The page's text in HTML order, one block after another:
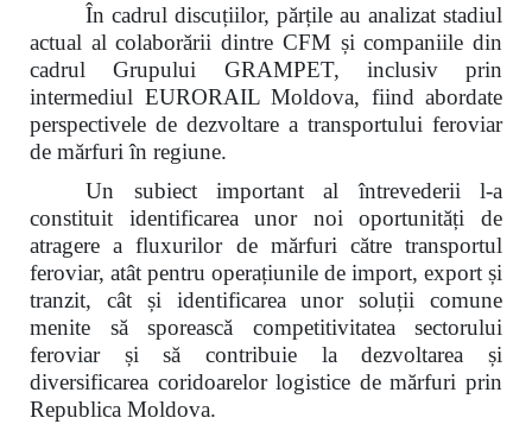
În cadrul discuțiilor, părțile au analizat stadiul
actual al colaborării dintre CFM și companiile din
cadrul Grupului GRAMPET, inclusiv prin
intermediul EURORAIL Moldova, fiind abordate
perspectivele de dezvoltare a transportului feroviar
de mărfuri în regiune.
Un subiect important al întrevederii l-a
constituit identificarea unor noi oportunități de
atragere a fluxurilor de mărfuri către transportul
feroviar, atât pentru operațiunile de import, export și
tranzit, cât și identificarea unor soluții comune
menite să sporească competitivitatea sectorului
feroviar și să contribuie la dezvoltarea și
diversificarea coridoarelor logistice de mărfuri prin
Republica Moldova.